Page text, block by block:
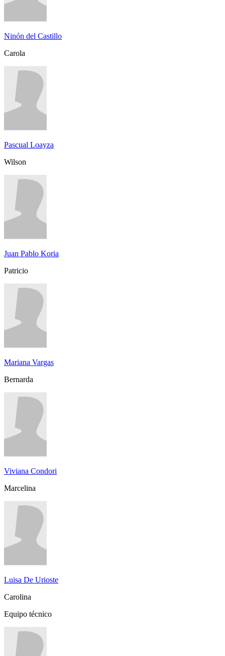
Ninón del Castillo
Carola
Pascual Loayza
Wilson
Juan Pablo Koria
Patricio
Mariana Vargas
Bernarda
Viviana Condori
Marcelina
Luisa De Urioste
Carolina
Equipo técnico